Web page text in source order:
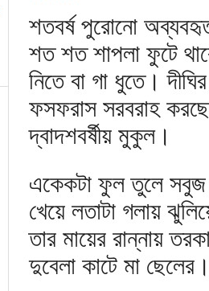
শতবর্ষ পুরোনো
শত শত শাপলা ফুটে
নিতে বা গা ধুতে।
ফসফরাস সরবরাহ করছে
দ্বাদশবর্ষীয় মুকুল।
একেকটা ফুল তুলে সবুজ
খেয়ে লতাটা গলায়
তার মায়ের রান্নায়
দুবেলা কাটে মা